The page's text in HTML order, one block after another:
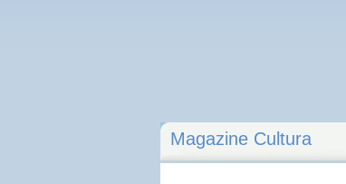
Magazine Cultura